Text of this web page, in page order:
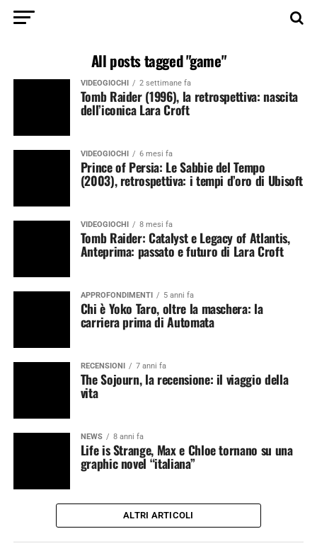
All posts tagged "game"
VIDEOGIOCHI 2 settimane fa
Tomb Raider (1996), la retrospettiva: nascita
dell’iconica Lara Croft
VIDEOGIOCHI 6 mesi fa
Prince of Persia: Le Sabbie del Tempo
(2003), retrospettiva: i tempi d’oro di Ubisoft
VIDEOGIOCHI 8 mesi fa
Tomb Raider: Catalyst e Legacy of Atlantis,
Anteprima: passato e futuro di Lara Croft
APPROFONDIMENTI 5 anni fa
Chi è Yoko Taro, oltre la maschera: la
carriera prima di Automata
RECENSIONI 7 anni fa
The Sojourn, la recensione: il viaggio della
vita
NEWS 8 anni fa
Life is Strange, Max e Chloe tornano su una
graphic novel “italiana”
ALTRI ARTICOLI